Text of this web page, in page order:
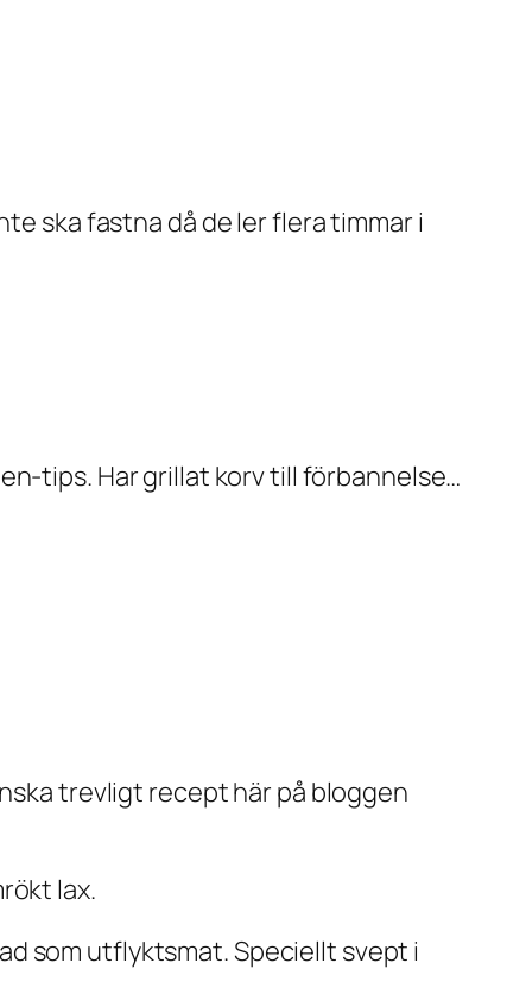
ska fastna då de ler flera timmar i
tips. Har grillat korv till förbannelse…
trevligt recept här på bloggen
lax.
som utflyktsmat. Speciellt svept i